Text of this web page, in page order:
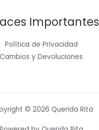
Importantes
Política de Privacidad
Cambios y Devoluciones
© 2026 Querida Rita